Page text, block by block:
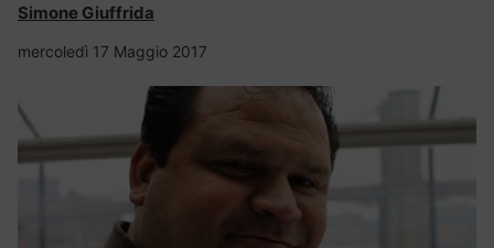
Simone Giuffrida
mercoledì 17 Maggio 2017